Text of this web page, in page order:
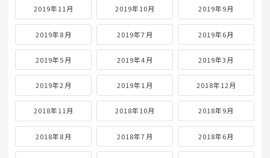
2019年11月 2019年10月 2019年9月
2019年8月 2019年7月 2019年6月
2019年5月 2019年4月 2019年3月
2019年2月 2019年1月 2018年12月
2018年11月 2018年10月 2018年9月
2018年8月 2018年7月 2018年6月